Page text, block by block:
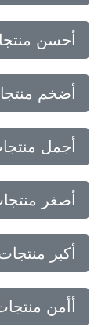
أحسن
أضخم
أجمل
أصغر
أكبر منتجات
أأمن